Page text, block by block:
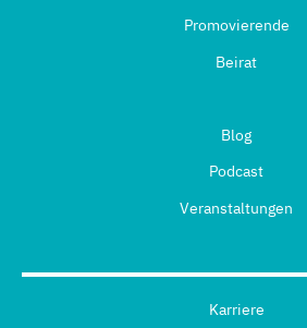
Promovierende
Beirat
Blog
Podcast
Veranstaltungen
Karriere